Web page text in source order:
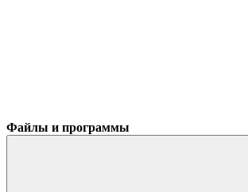
Файлы и программы